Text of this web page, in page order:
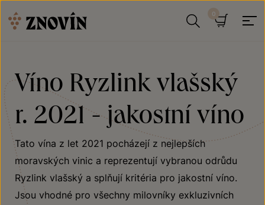
Víno Ryzlink vlašský
r. 2021 - jakostní víno
Tato vína z let 2021 pocházejí z nejlepších
moravských vinic a reprezentují vybranou odrůdu
Ryzlink vlašský a splňují kritéria pro jakostní víno.
Jsou vhodné pro všechny milovníky exkluzivních